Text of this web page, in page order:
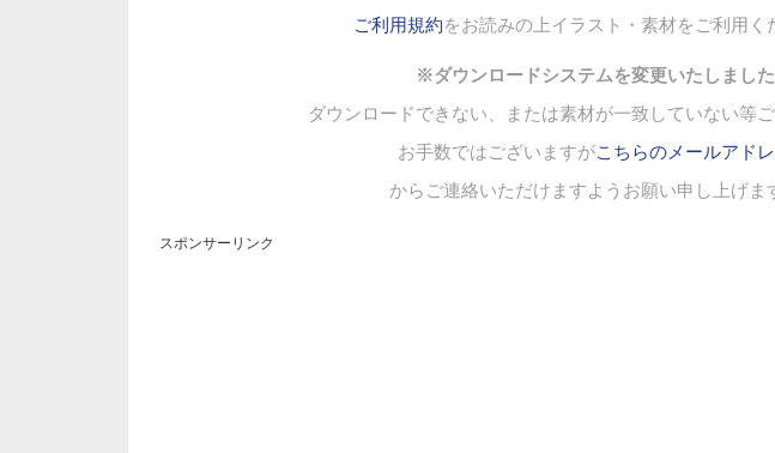
ご利用規約をお読みの上イラスト・素材をご利用く
※ダウンロードシステムを変更いたしました
ダウンロードできない、または素材が一致していない等
お手数ではございますがこちらのメールアド
からご連絡いただけますようお願い申し上げま
スポンサーリンク